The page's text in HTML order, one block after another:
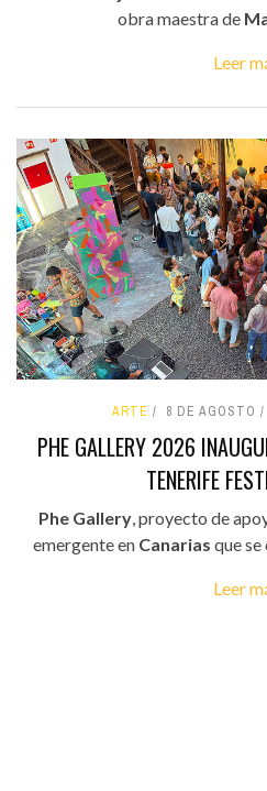
obra maestra de
Leer
ARTE 8 DE AGOSTO
PHE GALLERY 2026
TENERIFE
Phe Gallery, proyecto de
emergente en Canarias que se
Leer